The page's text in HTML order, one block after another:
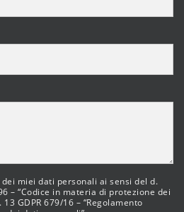
miei dati personali ai sensi del d.
– “Codice in materia di protezione dei
GDPR 679/16 – “Regolamento